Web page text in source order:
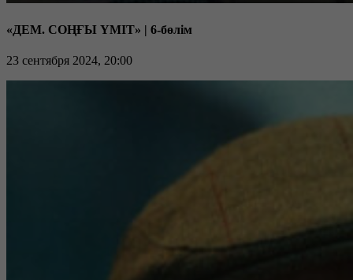
«ДЕМ. СОҢҒЫ ҮМІТ» | 6-бөлім
23 сентября 2024, 20:00